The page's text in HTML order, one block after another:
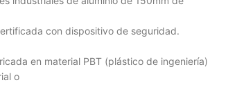
con dispositivo de seguridad.
en material PBT (plástico de ingeniería)
o